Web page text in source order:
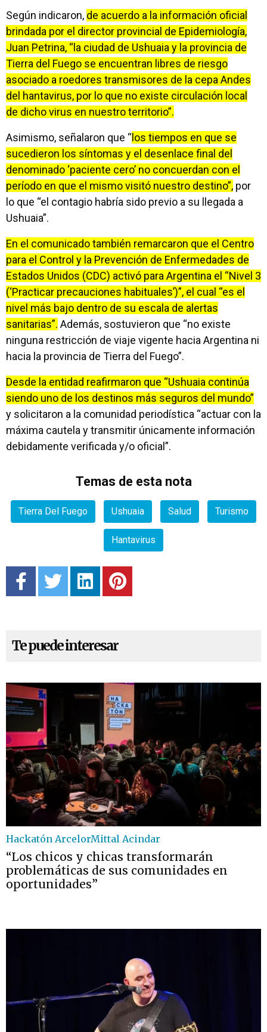
Según indicaron, de acuerdo a la información oficial
brindada por el director provincial de Epidemiología,
Juan Petrina, “la ciudad de Ushuaia y la provincia de
Tierra del Fuego se encuentran libres de riesgo
asociado a roedores transmisores de la cepa Andes
del hantavirus, por lo que no existe circulación local
de dicho virus en nuestro territorio”.
Asimismo, señalaron que “ los tiempos en que se
sucedieron los síntomas y el desenlace final del
denominado ‘paciente cero’ no concuerdan con el
período en que el mismo visitó nuestro destino”, por
lo que “el contagio habría sido previo a su llegada a
Ushuaia”.
En el comunicado también remarcaron que el Centro
para el Control y la Prevención de Enfermedades de
Estados Unidos (CDC) activó para Argentina el “Nivel 3
(‘Practicar precauciones habituales’)”, el cual “es el
nivel más bajo dentro de su escala de alertas
sanitarias”. Además, sostuvieron que “no existe
ninguna restricción de viaje vigente hacia Argentina ni
hacia la provincia de Tierra del Fuego”.
Desde la entidad reafirmaron que “Ushuaia continúa
siendo uno de los destinos más seguros del mundo”
y solicitaron a la comunidad periodística “actuar con la
máxima cautela y transmitir únicamente información
debidamente verificada y/o oficial”.
Temas de esta nota
Tierra Del Fuego Ushuaia Salud Turismo
Hantavirus
Te puede interesar
Hackatón ArcelorMittal Acindar
“Los chicos y chicas transformarán
problemáticas de sus comunidades en
oportunidades”